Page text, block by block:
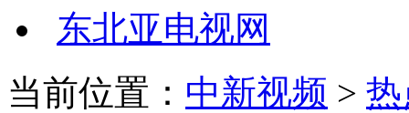
东北亚电视网
当前位置： 中新视频 >